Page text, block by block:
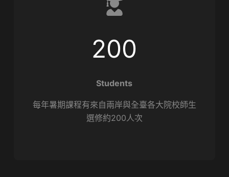
200
Students
每年暑期課程有來自兩岸與全臺各大院校師生
選修約200人次